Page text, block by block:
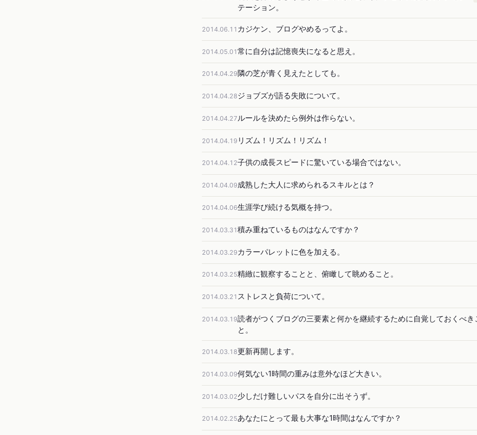
テーション。
2014.06.11 カジケン、ブログやめるってよ。
2014.05.01常に自分は記憶喪失になると思え。
2014.04.29隣の芝が青く見えたとしても。
2014.04.28ジョブズが語る失敗について。
2014.04.27ルールを決めたら例外は作らない。
2014.04.19 リズム！リズム！リズム！
2014.04.12子供の成長スピードに驚いている場合ではない。
2014.04.09成熟した大人に求められるスキルとは？
2014.04.06生涯学び続ける気概を持つ。
2014.03.31積み重ねているものはなんですか？
2014.03.29 カラーパレットに色を加える。
2014.03.25精緻に観察することと、俯瞰して眺めること。
2014.03.21 ストレスと負荷について。
2014.03.19読者がつくブログの三要素と何かを継続するために自覚しておくべき
と。
2014.03.18更新再開します。
2014.03.09何気ない1時間の重みは意外なほど大きい。
2014.03.02少しだけ難しいパスを自分に出そうず。
2014.02.25あなたにとって最も大事な1時間はなんですか？